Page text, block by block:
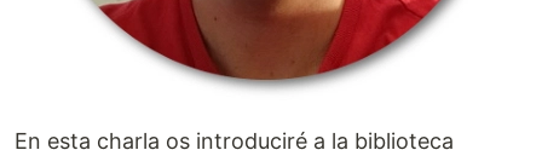
En esta charla os introduciré a la biblioteca